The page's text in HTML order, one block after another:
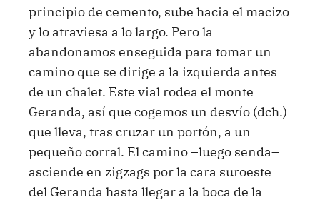
principio de cemento, sube hacia el macizo
y lo atraviesa a lo largo. Pero la
abandonamos enseguida para tomar un
camino que se dirige a la izquierda antes
de un chalet. Este vial rodea el monte
Geranda, así que cogemos un desvío (dch.)
que lleva, tras cruzar un portón, a un
pequeño corral. El camino –luego senda–
asciende en zigzags por la cara suroeste
del Geranda hasta llegar a la boca de la